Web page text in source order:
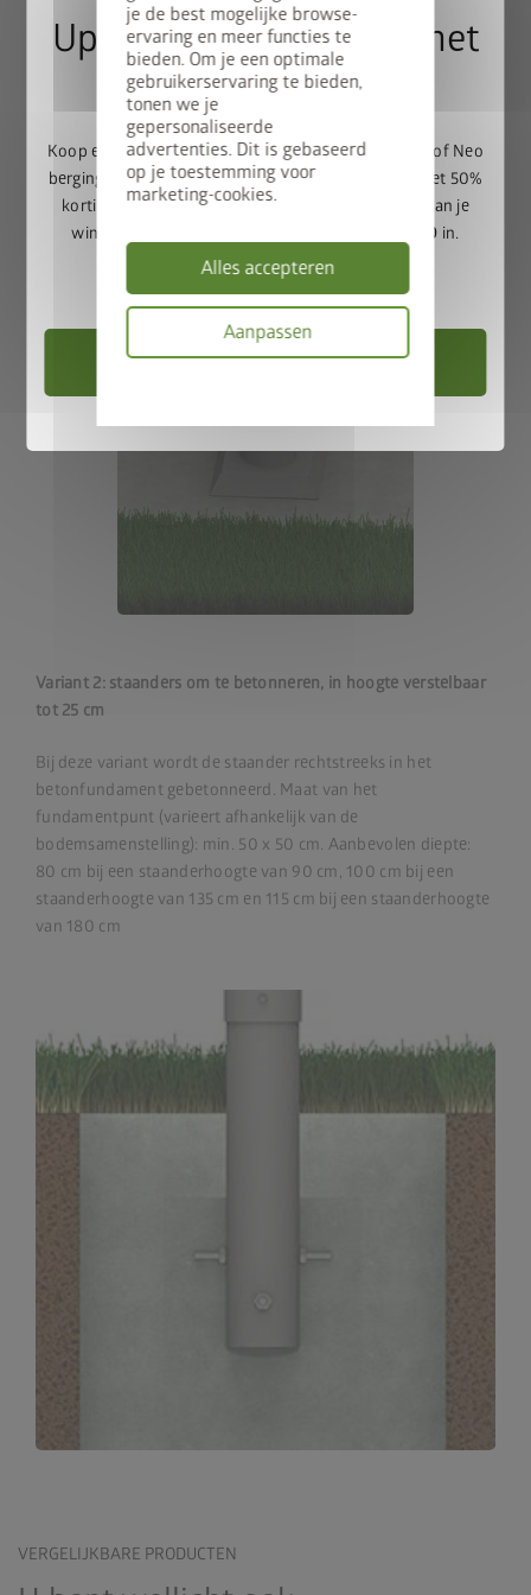
je de best mogelijke browse-
ervaring en meer functies te
bieden. Om je een optimale
gebruikerservaring te bieden,
tonen we je
gepersonaliseerde
advertenties. Dit is gebaseerd
op je toestemming voor
marketing-cookies.
Alles accepteren
Aanpassen
Variant 2: staanders om te betonneren, in hoogte verstelbaar
tot 25 cm
Bij deze variant wordt de staander rechtstreeks in het
betonfundament gebetonneerd. Maat van het
fundamentpunt (varieert afhankelijk van de
bodemsamenstelling): min. 50 x 50 cm. Aanbevolen diepte:
80 cm bij een staanderhoogte van 90 cm, 100 cm bij een
staanderhoogte van 135 cm en 115 cm bij een staanderhoogte
van 180 cm
VERGELIJKBARE PRODUCTEN
Upgrade Deal: 50% op het
bodemframe
Koop een Europa, Panorama, HighLine, AvantGarde of Neo
berging en ontvang het bijpassende bodemframe met 50%
korting. Voeg de berging en het bodemframe toe aan je
winkelwagen en voer de promotiecode
FRAME50 in.
Berging kiezen